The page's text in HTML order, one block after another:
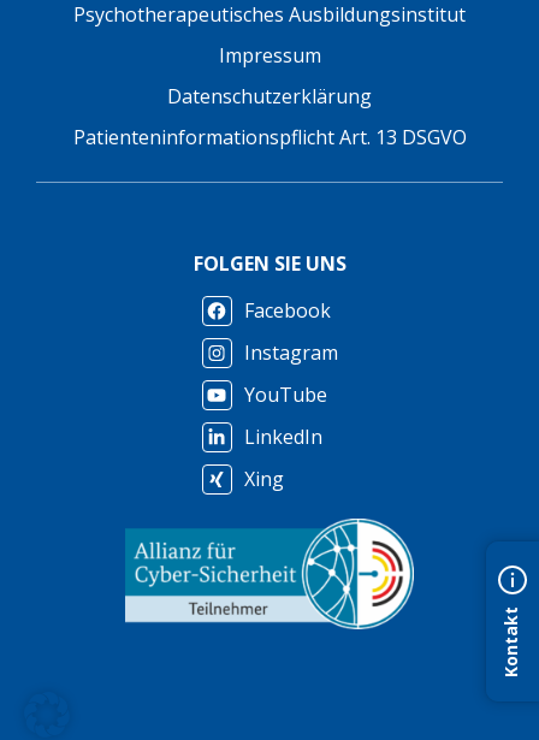
Kontakt
Psychotherapeutisches Ausbildungsinstitut
Impressum
Datenschutzerklärung
Patienteninformationspflicht Art. 13 DSGVO
FOLGEN SIE UNS
Facebook
Instagram
YouTube
LinkedIn
Xing